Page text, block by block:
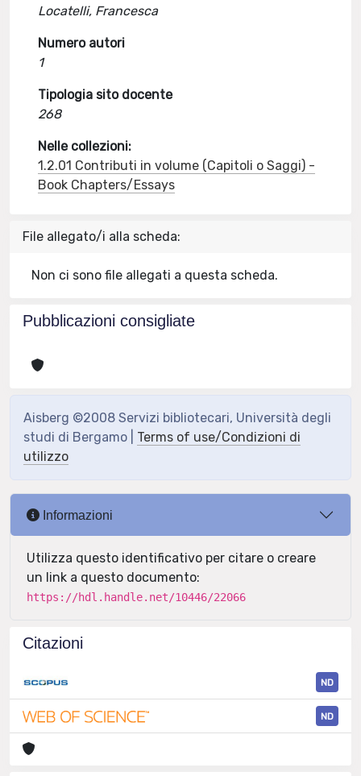
Locatelli, Francesca
Numero autori
1
Tipologia sito docente
268
Nelle collezioni:
1.2.01 Contributi in volume (Capitoli o Saggi) -
Book Chapters/Essays
File allegato/i alla scheda:
Non ci sono file allegati a questa scheda.
Pubblicazioni consigliate
Aisberg ©2008 Servizi bibliotecari, Università degli
studi di Bergamo | Terms of use/Condizioni di
utilizzo
Informazioni
Utilizza questo identificativo per citare o creare
un link a questo documento:
https://hdl.handle.net/10446/22066
Citazioni
ND
ND